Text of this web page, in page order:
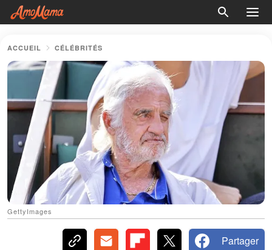
ACCUEIL CÉLÉBRITÉS
GettyImages
Partager